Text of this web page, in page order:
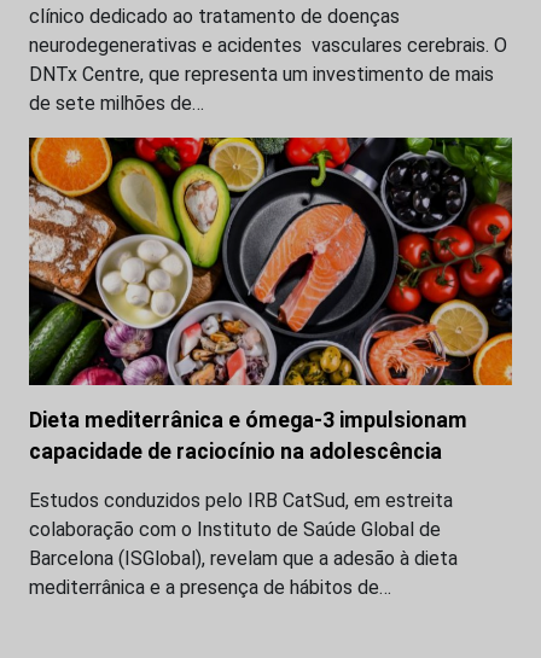
clínico dedicado ao tratamento de doenças
neurodegenerativas e acidentes vasculares cerebrais. O
DNTx Centre, que representa um investimento de mais
de sete milhões de…
Dieta mediterrânica e ómega-3 impulsionam
capacidade de raciocínio na adolescência
Estudos conduzidos pelo IRB CatSud, em estreita
colaboração com o Instituto de Saúde Global de
Barcelona (ISGlobal), revelam que a adesão à dieta
mediterrânica e a presença de hábitos de…